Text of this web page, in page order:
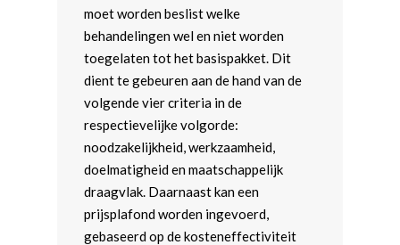
moet worden beslist welke
behandelingen wel en niet worden
toegelaten tot het basispakket. Dit
dient te gebeuren aan de hand van de
volgende vier criteria in de
respectievelijke volgorde:
noodzakelijkheid, werkzaamheid,
doelmatigheid en maatschappelijk
draagvlak. Daarnaast kan een
prijsplafond worden ingevoerd,
gebaseerd op de kosteneffectiviteit